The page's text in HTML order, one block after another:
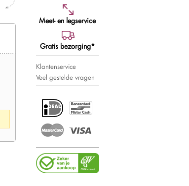
Meet- en legservice
Gratis bezorging*
Klantenservice
Veel gestelde vragen